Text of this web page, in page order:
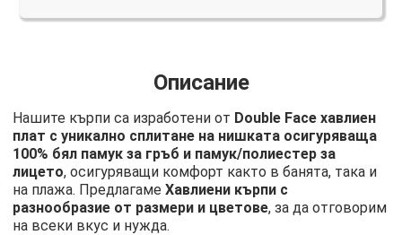
Описание
Нашите кърпи са изработени от Double Face хавлиен
плат с уникално сплитане на нишката осигуряваща
100% бял памук за гръб и памук/полиестер за
лицето, осигуряващи комфорт както в банята, така и
на плажа. ПредлагамеХавлиени кърпи с
разнообразие от размери и цветове, за да отговорим
на всеки вкус и нужда.